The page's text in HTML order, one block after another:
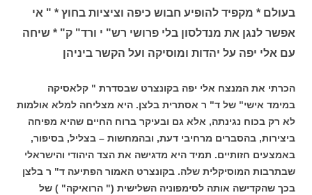
בעולם * מקפיד להופיע חבוש כיפה וציציות בחוץ * " אי
אפשר לנגן את מנדלסון בלי פרושי רש" י ורד" ק" * שיחה
עם אלי יפה על יהדות ומוסיקה ועל הקשר ביניהן
הכרתי את המנצח אלי יפה בקונצרט שבסדרת " קלאסיקה
במימד אישי" של ד" ר אסתרית בלצן. היא מצליחה למלא אולמות
לא רק בכוח נגינתה, אלא גם ובעיקר ברוח החיים שהיא מפיחה
ביצירות, בהסברים מרחיבי דעת, ובהמחשות – בצליל, בסיפור,
באמצעים חזותיים. תמיד היא מדגישה את הצד היהודי והישראלי
שבתרבות המוסיקלית שלה. בקונצרט האמור הפתיעה ד" ר בלצן
בכך שהקדישה אותה לסימפוניה השלישית (" הרואיקה" ) של